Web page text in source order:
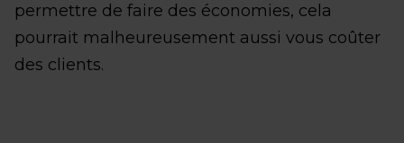
permettre de faire des économies, cela
pourrait malheureusement aussi vous coûter
des clients.